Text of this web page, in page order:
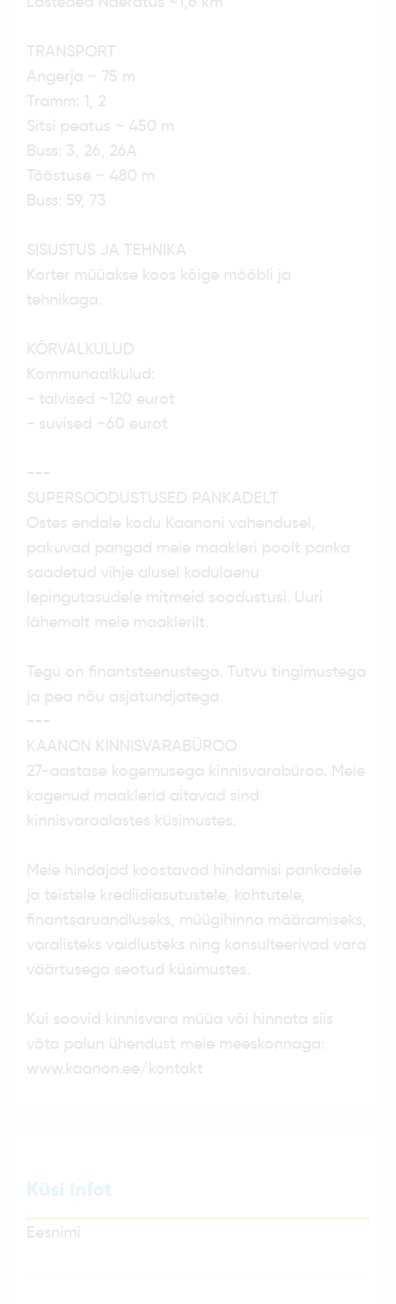
TRANSPORT
Angerja ~ 75 m
Tramm: 1, 2
Sitsi peatus ~ 450 m
Buss: 3, 26, 26A
Tööstuse ~ 480 m
Buss: 59, 73
SISUSTUS JA TEHNIKA
Korter müüakse koos kõige mööbli ja
tehnikaga.
KÕRVALKULUD
Kommunaalkulud:
- talvised ~120 eurot
- suvised ~60 eurot
---
SUPERSOODUSTUSED PANKADELT
Ostes endale kodu Kaanoni vahendusel,
pakuvad pangad meie maakleri poolt panka
saadetud vihje alusel kodulaenu
lepingutasudele mitmeid soodustusi. Uuri
lähemalt meie maaklerilt.
Tegu on finantsteenustega. Tutvu tingimustega
ja pea nõu asjatundjatega.
---
KAANON KINNISVARABÜROO
27-aastase kogemusega kinnisvarabüroo. Meie
kogenud maaklerid aitavad sind
kinnisvaraalastes küsimustes.
Meie hindajad koostavad hindamisi pankadele
ja teistele krediidiasutustele, kohtutele,
finantsaruandluseks, müügihinna määramiseks,
varalisteks vaidlusteks ning konsulteerivad vara
väärtusega seotud küsimustes.
Kui soovid kinnisvara müüa või hinnata siis
võta palun ühendust meie meeskonnaga:
www.kaanon.ee/kontakt
Küsi infot
Eesnimi